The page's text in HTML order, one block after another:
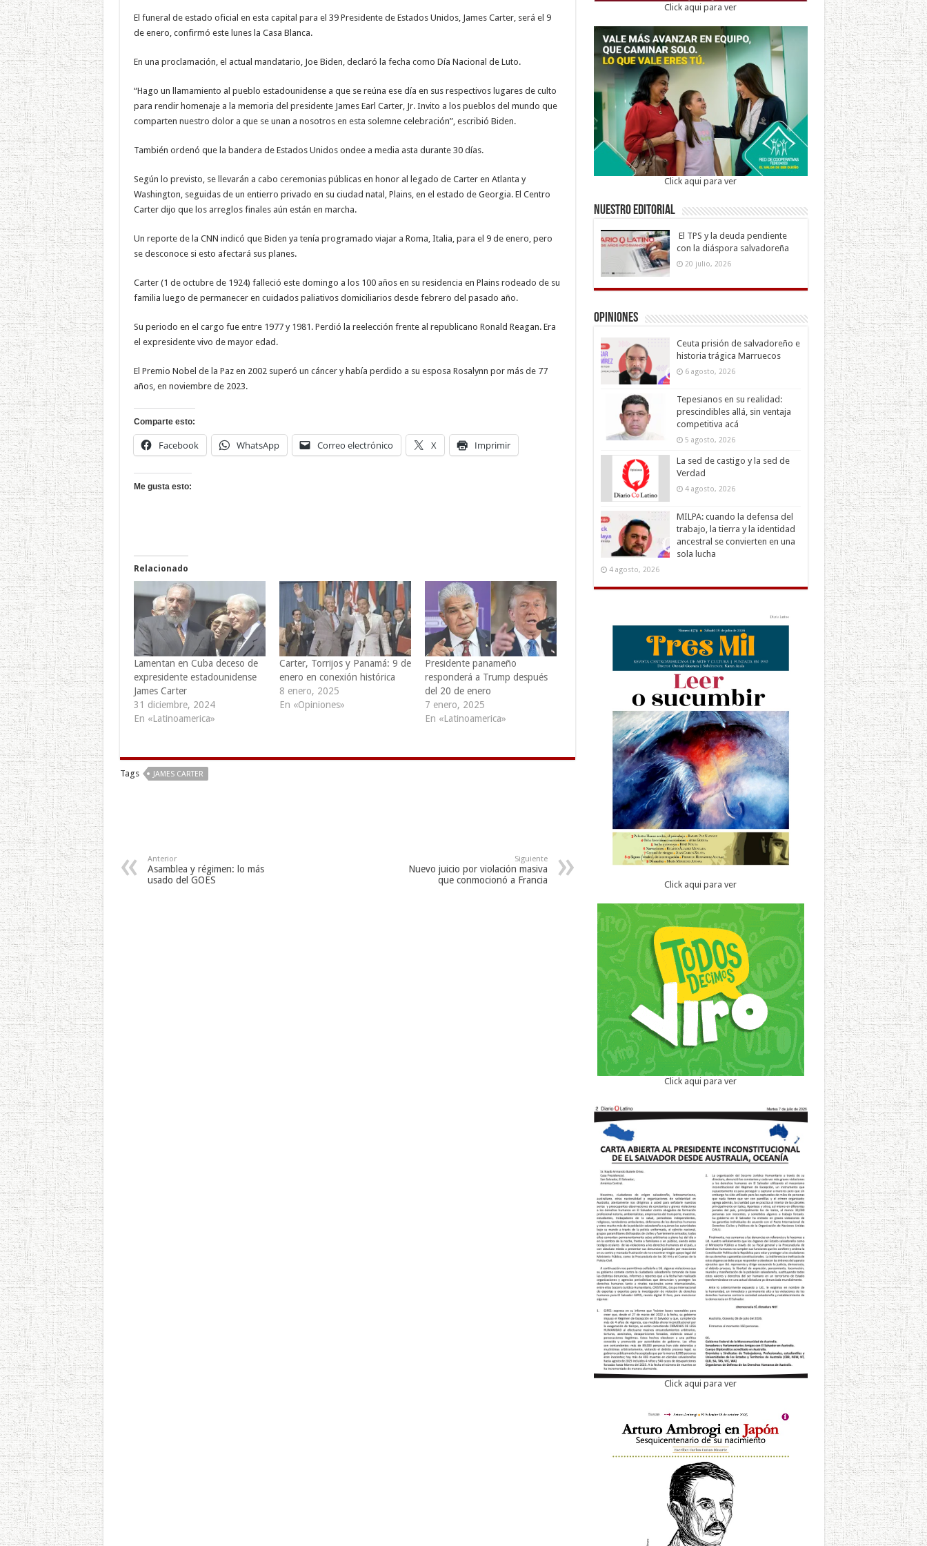
enero
El funeral de estado oficial en esta capital para el 39 Presidente de Estados Unidos, James Carter, será el 9
de enero, confirmó este lunes la Casa Blanca.
En una proclamación, el actual mandatario, Joe Biden, declaró la fecha como Día Nacional de Luto.
“Hago un llamamiento al pueblo estadounidense a que se reúna ese día en sus respectivos lugares de culto
para rendir homenaje a la memoria del presidente James Earl Carter, Jr. Invito a los pueblos del mundo que
comparten nuestro dolor a que se unan a nosotros en esta solemne celebración”, escribió Biden.
También ordenó que la bandera de Estados Unidos ondee a media asta durante 30 días.
Según lo previsto, se llevarán a cabo ceremonias públicas en honor al legado de Carter en Atlanta y
Washington, seguidas de un entierro privado en su ciudad natal, Plains, en el estado de Georgia. El Centro
Carter dijo que los arreglos finales aún están en marcha.
Un reporte de la CNN indicó que Biden ya tenía programado viajar a Roma, Italia, para el 9 de enero, pero
se desconoce si esto afectará sus planes.
Carter (1 de octubre de 1924) falleció este domingo a los 100 años en su residencia en Plains rodeado de su
familia luego de permanecer en cuidados paliativos domiciliarios desde febrero del pasado año.
Su periodo en el cargo fue entre 1977 y 1981. Perdió la reelección frente al republicano Ronald Reagan. Era
el expresidente vivo de mayor edad.
El Premio Nobel de la Paz en 2002 superó un cáncer y había perdido a su esposa Rosalynn por más de 77
años, en noviembre de 2023.
Comparte esto:
Facebook WhatsApp Correo electrónico X Imprimir
Me gusta esto:
Relacionado
Lamentan en Cuba deceso de
expresidente estadounidense
James Carter
31 diciembre, 2024
En «Latinoamerica»
Carter, Torrijos y Panamá: 9 de
enero en conexión histórica
8 enero, 2025
En «Opiniones»
Presidente panameño
responderá a Trump después
del 20 de enero
7 enero, 2025
En «Latinoamerica»
Tags JAMES CARTER
Anterior
Asamblea y régimen: lo más
usado del GOES
Siguiente
Nuevo juicio por violación masiva
que conmocionó a Francia
Click aqui para ver
Click aqui para ver
Nuestro Editorial
El TPS y la deuda pendiente
con la diáspora salvadoreña
20 julio, 2026
Opiniones
Ceuta prisión de salvadoreño e
historia trágica Marruecos
6 agosto, 2026
Tepesianos en su realidad:
prescindibles allá, sin ventaja
competitiva acá
5 agosto, 2026
La sed de castigo y la sed de
Verdad
4 agosto, 2026
MILPA: cuando la defensa del
trabajo, la tierra y la identidad
ancestral se convierten en una
sola lucha
4 agosto, 2026
Click aqui para ver
Click aqui para ver
Click aqui para ver